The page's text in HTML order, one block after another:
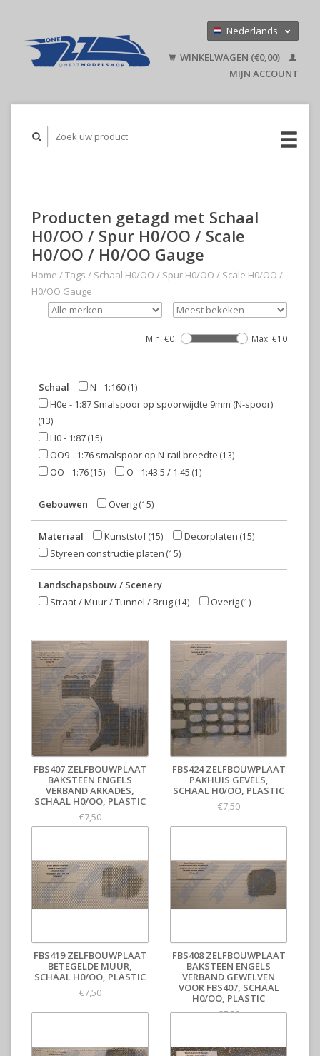
Nederlands
English
WINKELWAGEN (€0,00)
MIJN ACCOUNT
Producten getagd met Schaal
H0/OO / Spur H0/OO / Scale
H0/OO / H0/OO Gauge
Home /Tags / Schaal H0/OO / Spur H0/OO / Scale H0/OO /
H0/OO Gauge
Min: €0 Max: €10
Schaal N - 1:160(1)
H0e - 1:87 Smalspoor op spoorwijdte 9mm (N-spoor)
(13)
H0 - 1:87(15)
OO9 - 1:76 smalspoor op N-rail breedte (13)
OO - 1:76(15) O - 1:43.5 / 1:45 (1)
Gebouwen Overig(15)
Materiaal Kunststof(15) Decorplaten (15)
Styreen constructie platen (15)
Landschapsbouw / Scenery
Straat / Muur / Tunnel / Brug(14) Overig(1)
FBS407 ZELFBOUWPLAAT
BAKSTEEN ENGELS
VERBAND ARKADES,
SCHAAL H0/OO, PLASTIC
€7,50
FBS424 ZELFBOUWPLAAT
PAKHUIS GEVELS,
SCHAAL H0/OO, PLASTIC
€7,50
FBS419 ZELFBOUWPLAAT
BETEGELDE MUUR,
SCHAAL H0/OO, PLASTIC
€7,50
FBS408 ZELFBOUWPLAAT
BAKSTEEN ENGELS
VERBAND GEWELVEN
VOOR FBS407, SCHAAL
H0/OO, PLASTIC
€7,50